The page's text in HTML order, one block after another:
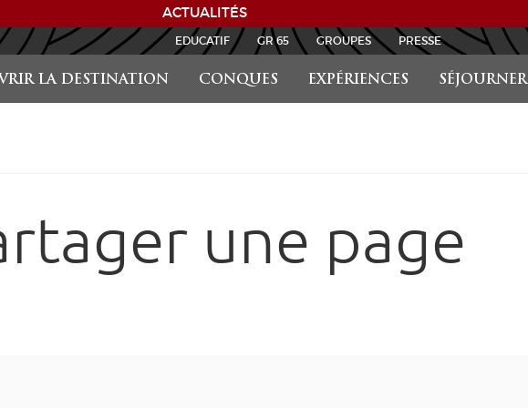
ACTUALITÉS
LA DESTINATION CONQUES EXPÉRIENCES SÉJOURNER
EDUCATIF GR 65 GROUPES PRESSE
une page